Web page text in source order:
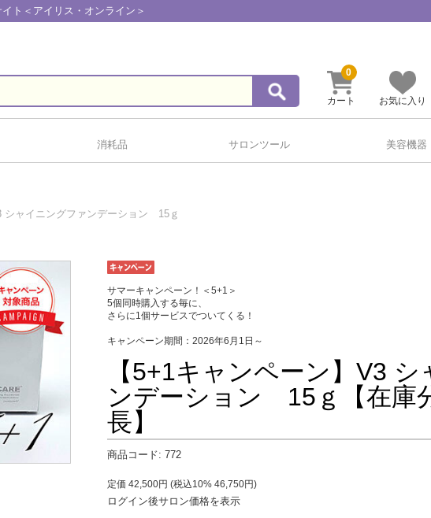
カート
0
お気に入り
ト＜アイリス・オンライン＞
消耗品 サロンツール 美容機器
シャイニングファンデーション 15ｇ
サマーキャンペーン！＜5+1＞
5個同時購入する毎に、
さらに1個サービスでついてくる！
キャンペーン期間：2026年6月1日～
【5+1キャンペーン】V3
ンデーション 15ｇ【在庫
長】
商品コード: 772
定価 42,500円 (税込10% 46,750円)
ログイン後サロン価格を表示